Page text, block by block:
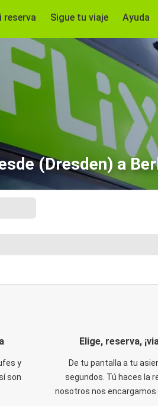
reserva Sigue tu viaje Ayuda
(Dresden) a
y
son
Elige, reserva,
De tu pantalla a tu
segundos. Tú haces la
nosotros nos encargamos